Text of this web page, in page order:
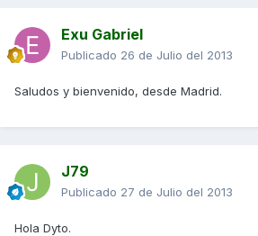
Exu Gabriel
Publicado 26 de Julio del 2013
Saludos y bienvenido, desde Madrid.
J79
Publicado 27 de Julio del 2013
Hola Dyto.